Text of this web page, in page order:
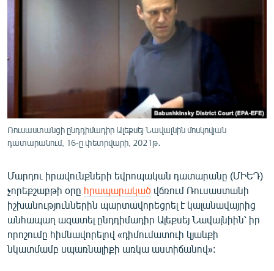
ՄԵԿՆԱԲԱՆՈՒԹՅՈՒՆ
ՏՏ ԵՒ ԻՆՏԵՐՆԵՏ
ԱՐԽԻՎ
ՏԵՍԱՆՅՈՒԹԵՐ
ԲԱՆԱՎԵՃ
ՁԳՏԵԼՈՎ ԼԱՎԱԳՈՒՅՆԻՆ
ՓՈԴՔԱՍԹ
Հայերեն
Ռուսաստանցի ընդդիմադիր Ալեքսեյ Նավալնին մոսկովյան
դատարանում, 16-ը փետրվարի, 2021թ․
Մարդու իրավունքների եվրոպական դատարանը (ՄԻԵԴ)
չորեքշաբթի օրը հրապարակած վճռում Ռուսաստանի
իշխանություններին պարտավորեցրել է կալանավայրից
անհապաղ ազատել ընդդիմադիր Ալեքսեյ Նավալնիին՝ իր
որոշումը հիմնավորելով «դիմումատուի կյանքի
նկատմամբ սպառնալիքի առկա աստիճանով»: